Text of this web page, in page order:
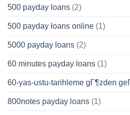
500 payday loans (2)
500 payday loans online (1)
5000 payday loans (2)
60 minutes payday loans (1)
60-yas-ustu-tarihleme gГ¶zden
800notes payday loans (1)